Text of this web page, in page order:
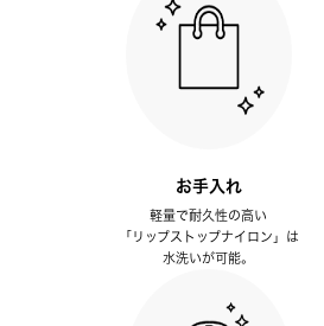
お手入れ
軽量で耐久性の高い
「リップストップナイロン」は
水洗いが可能。